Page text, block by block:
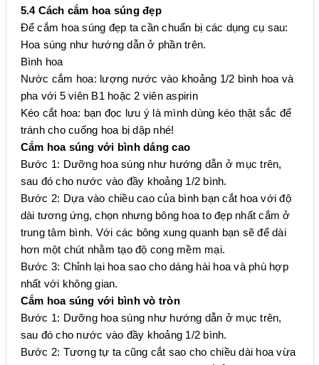
5.4 Cách cắm hoa súng đẹp
Để cắm hoa súng đẹp ta cần chuẩn bị các dụng cụ sau:
Hoa súng như hướng dẫn ở phần trên.
Bình hoa
Nước cắm hoa: lượng nước vào khoảng 1/2 bình hoa và
pha với 5 viên B1 hoặc 2 viên aspirin
Kéo cắt hoa: bạn đọc lưu ý là mình dùng kéo thật sắc để
tránh cho cuống hoa bị dập nhé!
Cắm hoa súng với bình dáng cao
Bước 1: Dưỡng hoa súng như hướng dẫn ở mục trên,
sau đó cho nước vào đầy khoảng 1/2 bình.
Bước 2: Dựa vào chiều cao của bình bạn cắt hoa với độ
dài tương ứng, chọn nhưng bông hoa to đẹp nhất cắm ở
trung tâm bình. Với các bông xung quanh bạn sẽ để dài
hơn một chút nhằm tạo độ cong mềm mại.
Bước 3: Chỉnh lại hoa sao cho dáng hài hoa và phù hợp
nhất với không gian.
Cắm hoa súng với bình vò tròn
Bước 1: Dưỡng hoa súng như hướng dẫn ở mục trên,
sau đó cho nước vào đầy khoảng 1/2 bình.
Bước 2: Tương tự ta cũng cắt sao cho chiều dài hoa vừa